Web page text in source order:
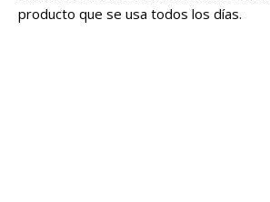
producto que se usa todos los días.